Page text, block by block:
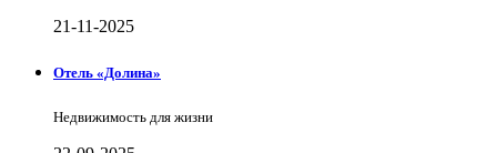
21-11-2025
Отель «Долина»
Недвижимость для жизни